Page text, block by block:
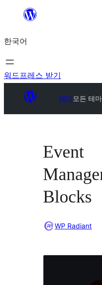
츠
로
바
기
한국어
워드프레스 받기
테마모든 테마
Event
Blocks
WP Radiant